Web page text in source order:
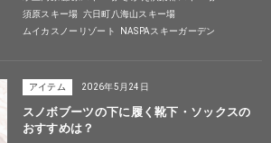
須原スキー場 六日町八海山スキー場
ムイカスノーリゾート
NASPAスキーガーデン
アイテム 2026年5月24日
スノボブーツの下に履く靴下・ソックスの
おすすめは？